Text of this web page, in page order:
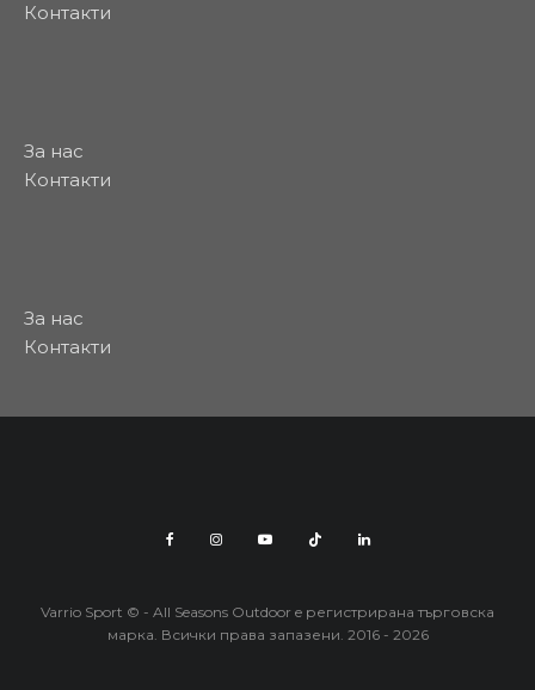
Контакти
За нас
Контакти
За нас
Контакти
Varrio Sport © - All Seasons Outdoor e регистрирана търговска
марка. Всички права запазени. 2016 - 2026